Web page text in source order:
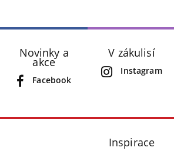
Novinky a
akce
Facebook
V zákulisí
Instagram
Inspirace